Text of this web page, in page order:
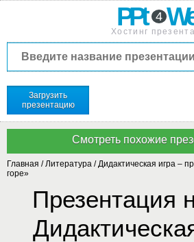
PPt 4
Хостинг
Загрузить
презентацию
Главная /Литература /Дидактическая игра –
горе»
Презентация